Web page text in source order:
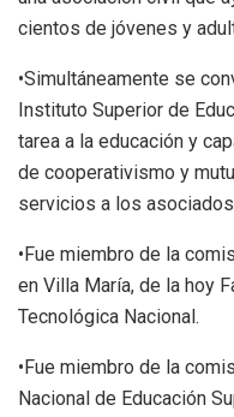
cientos de jóvenes y
•Simultáneamente se
Instituto Superior de
tarea a la educación y
de cooperativismo y
servicios a los
•Fue miembro de la
en Villa María, de la hoy
Tecnológica Nacional.
•Fue miembro de la
Nacional de Educación